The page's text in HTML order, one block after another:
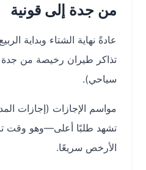
من جدة إلى قونية
عادةً نهاية الشتاء وبداية الربيع
تذاكر طيران رخيصة من جدة إلى
سياحي).
مواسم الإجازات (إجازات
تشهد طلبًا أعلى—وهو وقت ترتفع
الأرخص سريعًا.